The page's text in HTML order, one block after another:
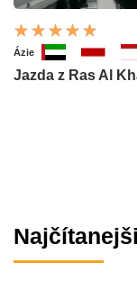
Ázie
Jazda z Ras Al